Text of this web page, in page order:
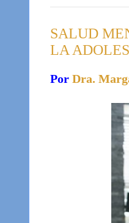
SALUD
LA
Por Dra.